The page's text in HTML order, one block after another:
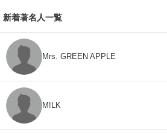
新着著名人一覧
Mrs. GREEN APPLE
M!LK